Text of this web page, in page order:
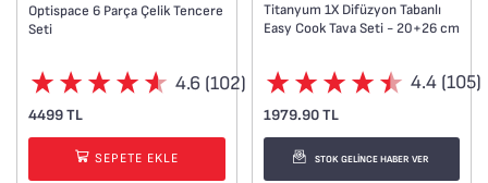
Optispace 6 Parça Çelik Tencere
Seti
4.6 (102)
4499 TL
SEPETE EKLE
Titanyum 1X Difüzyon Tabanlı
Easy Cook Tava Seti - 20+26 cm
4.4 (105)
1979.90 TL
STOK GELİNCE HABER VER